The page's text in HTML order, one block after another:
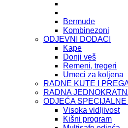
Bermude
Kombinezoni
ODJEVNI DODACI
Kape
Donji veš
Remeni, tregeri
Umeci za koljena
RADNE KUTE I
RADNA
ODJEĆA
Visoka vidljivost
Kišni program